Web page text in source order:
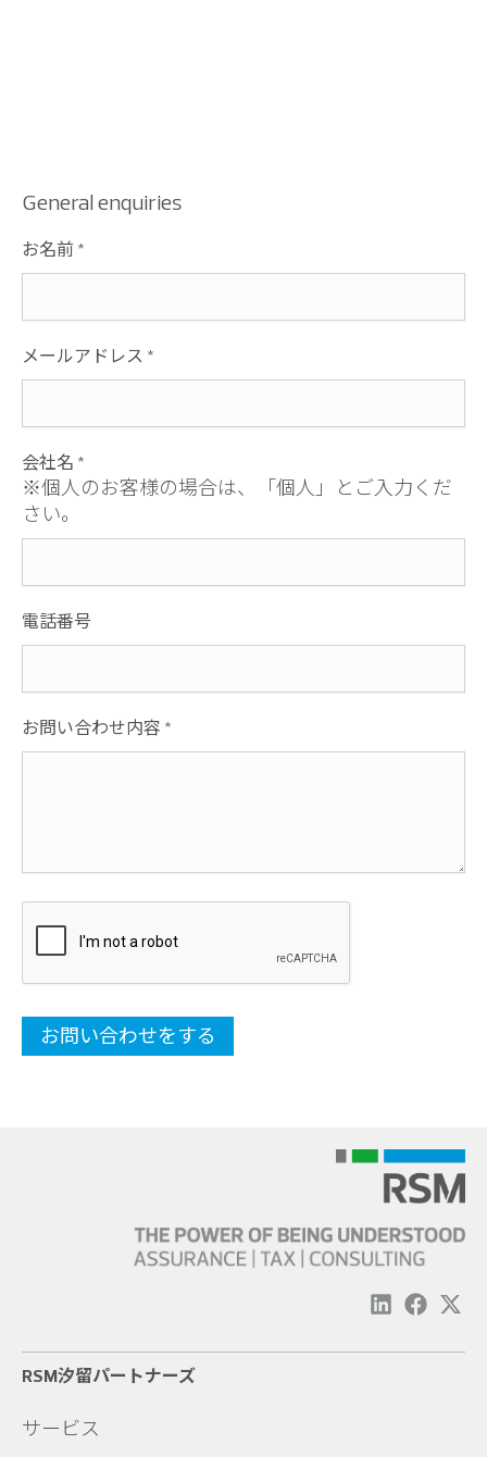
General enquiries
お名前 *
メールアドレス *
会社名 *
※個人のお客様の場合は、「個人」とご入力くだ
さい。
電話番号
お問い合わせ内容 *
RSM汐留パートナーズ
サービス